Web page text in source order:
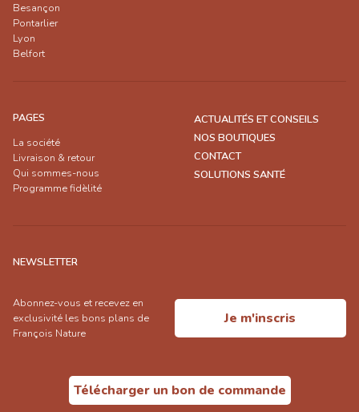
Besançon
Pontarlier
Lyon
Belfort
PAGES
La société
Livraison & retour
Qui sommes-nous
Programme fidèlité
ACTUALITÉS ET CONSEILS
NOS BOUTIQUES
CONTACT
SOLUTIONS SANTÉ
NEWSLETTER
Abonnez-vous et recevez en
exclusivité les bons plans de
François Nature
Je m'inscris
Télécharger un bon de commande